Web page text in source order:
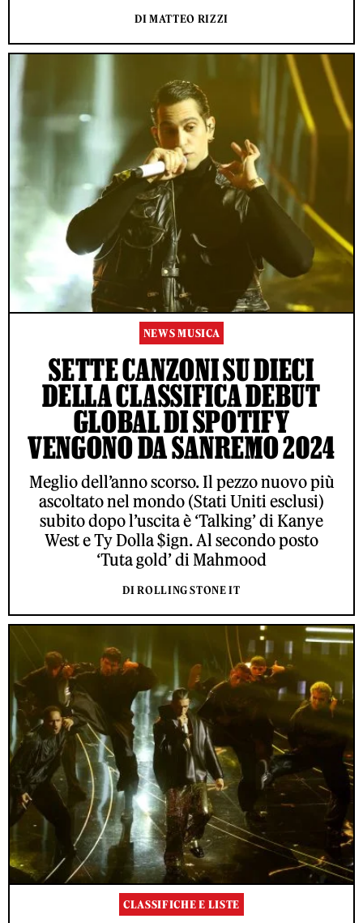
DI MATTEO RIZZI
NEWS MUSICA
SETTE CANZONI SU DIECI
DELLA CLASSIFICA DEBUT
GLOBAL DI SPOTIFY
VENGONO DA SANREMO 2024
Meglio dell’anno scorso. Il pezzo nuovo più
ascoltato nel mondo (Stati Uniti esclusi)
subito dopo l’uscita è ‘Talking’ di Kanye
West e Ty Dolla $ign. Al secondo posto
‘Tuta gold’ di Mahmood
DI ROLLING STONE IT
CLASSIFICHE E LISTE